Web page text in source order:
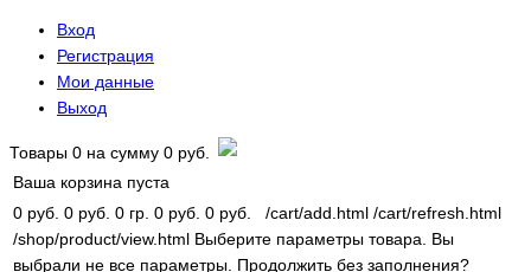
Вход
Регистрация
Мои данные
Выход
Товары 0 на сумму 0 руб.
Ваша корзина пуста
0 руб. 0 руб. 0 гр. 0 руб. 0 руб. /cart/add.html /cart/refresh.html
/shop/product/view.html Выберите параметры товара.
Вы
выбрали не все параметры. Продолжить без заполнения?